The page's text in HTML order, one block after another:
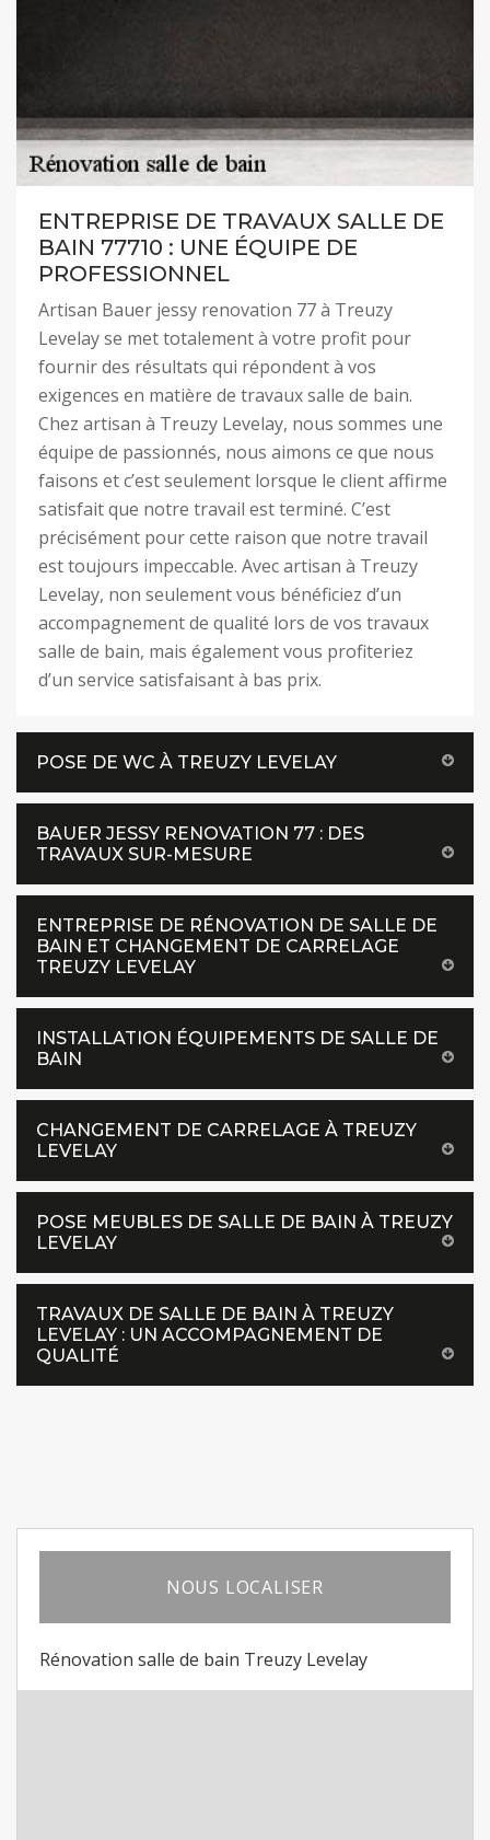
ENTREPRISE DE TRAVAUX SALLE DE
BAIN 77710 : UNE ÉQUIPE DE
PROFESSIONNEL
Artisan Bauer jessy renovation 77 à Treuzy
Levelay se met totalement à votre profit pour
fournir des résultats qui répondent à vos
exigences en matière de travaux salle de bain.
Chez artisan à Treuzy Levelay, nous sommes une
équipe de passionnés, nous aimons ce que nous
faisons et c’est seulement lorsque le client affirme
satisfait que notre travail est terminé. C’est
précisément pour cette raison que notre travail
est toujours impeccable. Avec artisan à Treuzy
Levelay, non seulement vous bénéficiez d’un
accompagnement de qualité lors de vos travaux
salle de bain, mais également vous profiteriez
d’un service satisfaisant à bas prix.
POSE DE WC À TREUZY LEVELAY
BAUER JESSY RENOVATION 77 : DES
TRAVAUX SUR-MESURE
ENTREPRISE DE RÉNOVATION DE SALLE DE
BAIN ET CHANGEMENT DE CARRELAGE
TREUZY LEVELAY
INSTALLATION ÉQUIPEMENTS DE SALLE DE
BAIN
CHANGEMENT DE CARRELAGE À TREUZY
LEVELAY
POSE MEUBLES DE SALLE DE BAIN À TREUZY
LEVELAY
TRAVAUX DE SALLE DE BAIN À TREUZY
LEVELAY : UN ACCOMPAGNEMENT DE
QUALITÉ
NOUS LOCALISER
Rénovation salle de bain Treuzy Levelay